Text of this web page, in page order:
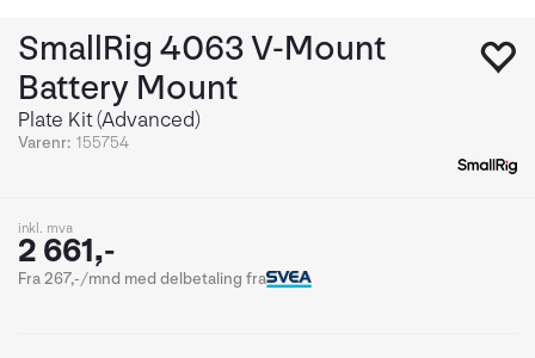
SmallRig 4063 V-Mount
Battery Mount
Plate Kit (Advanced)
Varenr: 155754
inkl. mva
2 661,-
Fra 267,-/mnd med delbetaling fra